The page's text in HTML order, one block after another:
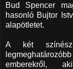
Bud Spencer
hasonló Bujtor
alapötletet.
A két színész
emberekről,